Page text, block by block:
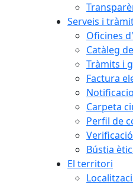
Serveis i
Oficines
Catàleg
Tràmits i
Factura
Carpeta
Perfil de
Bústia
El territori